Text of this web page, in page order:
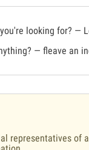
looking for? —
— fleave an
representatives of